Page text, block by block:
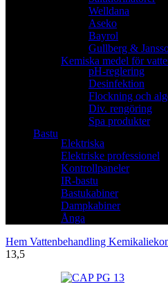
Welldana
Aseko
Bayrol
Gullberg &
Kemiska medel för
pH-reglering
Desinfektion
Flockning och
Div. rengöring
Spa produkter
Bastu
Elektriska
Elektriske professionel
Kontrollpaneler
IR-bastu
Bastukabiner
Dampkabiner
Ånga
Hem Vattenbehandling
13,5